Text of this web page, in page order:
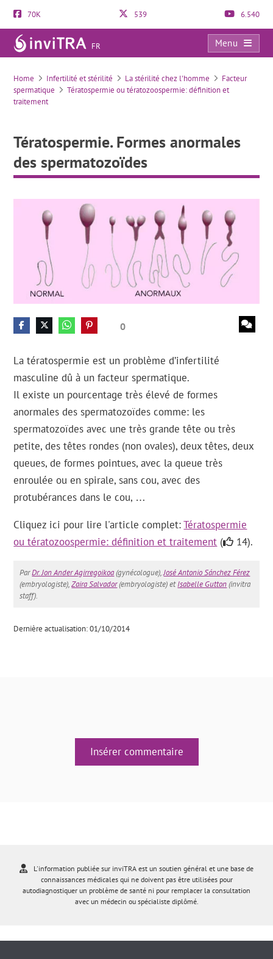
70K 539 6.540
FR
Menu
Tératospermie. Formes anormales des spermatozoïdes
Home Infertilité et stérilité La stérilité chez l'homme
Facteur
spermatique
Tératospermie ou tératozoospermie: définition et
traitement
Tératospermie. Formes anormales
des spermatozoïdes
0
La tératospermie est un problème d’infertilité
masculine dû à un facteur spermatique.
Il existe un pourcentage très élevé de formes
anormales des spermatozoïdes comme: les
spermatozoïdes avec une très grande tête ou très
petite, des têtes rondes (non ovales), deux têtes, deux
queues, de formes pointues, avec la queue très
enroulée ou en spirale, sans cou, avec des
protubérances dans le cou, …
Cliquez ici pour lire l'article complet:Tératospermie
ou tératozoospermie: définition et traitement ( 14).
ParDr. Jon Ander Agirregoikoa(gynécologue),José Antonio Sánchez Férez
(embryologiste),Zaira Salvador(embryologiste) etIsabelle Gutton(invitra
staff).
Dernière actualisation: 01/10/2014
Insérer commentaire
L'information publiée sur inviTRA est un soutien général et une base de
connaissances médicales qui ne doivent pas être utilisées pour
autodiagnostiquer un problème de santé ni pour remplacer la consultation
avec un médecin ou spécialiste diplômé.